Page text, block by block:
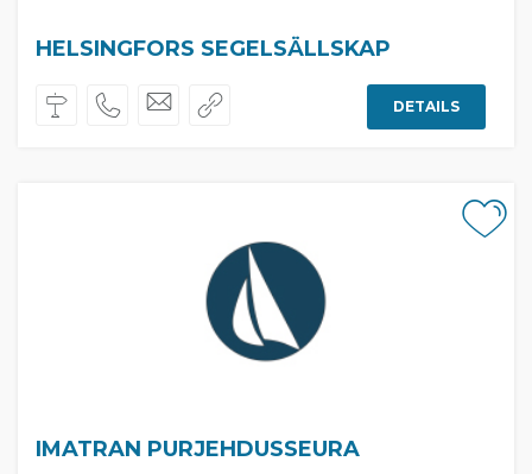
HELSINGFORS SEGELSÄLLSKAP
DETAILS
IMATRAN PURJEHDUSSEURA